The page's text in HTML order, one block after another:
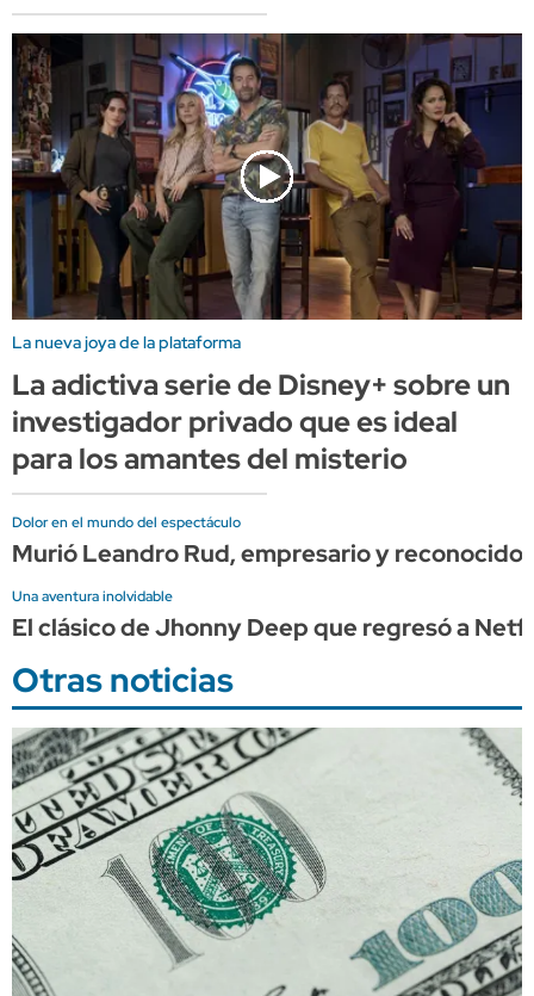
La nueva joya de la plataforma
La adictiva serie de Disney+ sobre un
investigador privado que es ideal
para los amantes del misterio
Dolor en el mundo del espectáculo
Murió Leandro Rud, empresario y
Una aventura inolvidable
El clásico de Jhonny Deep que regresó a
Otras noticias